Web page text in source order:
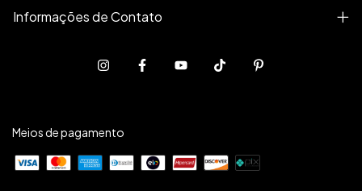
Informações de Contato
Meios de pagamento